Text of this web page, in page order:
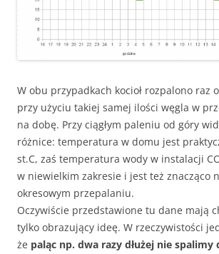
W obu przypadkach kocioł rozpalono raz
przy użyciu takiej samej ilości węgla w
na dobę. Przy ciągłym paleniu od góry
różnice: temperatura w domu jest
st.C, zaś temperatura wody w instalacji
w niewielkim zakresie i jest też znacząco
okresowym przepalaniu.
Oczywiście przedstawione tu dane mają
tylko obrazujący ideę. W rzeczywistości
że paląc np. dwa razy dłużej nie spalimy